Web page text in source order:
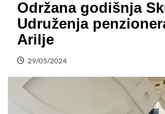
Održana godišnja
Udruženja
Arilje
29/05/2024